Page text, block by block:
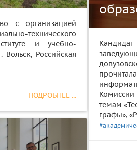
с организацией
технического
и учебно-
Вольск, Российская
ПОДРОБНЕЕ ...
темам
графы»,